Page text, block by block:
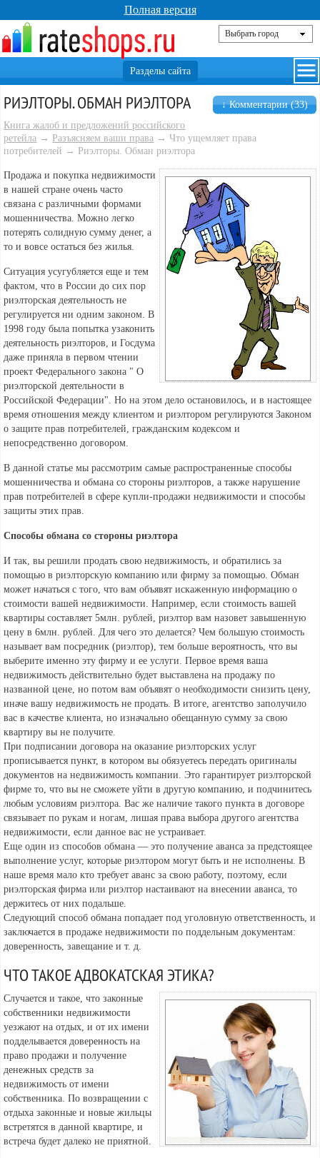
Полная версия
↓ Комментарии (33)
РИЭЛТОРЫ. ОБМАН РИЭЛТОРА
Книга жалоб и предложений российского
ретейла → Разъясняем ваши права → Что ущемляет права
потребителей → Риэлторы. Обман риэлтора
Продажа и покупка недвижимости
в нашей стране очень часто
связана с различными формами
мошенничества. Можно легко
потерять солидную сумму денег, а
то и вовсе остаться без жилья.
Ситуация усугубляется еще и тем
фактом, что в России до сих пор
риэлторская деятельность не
регулируется ни одним законом. В
1998 году была попытка узаконить
деятельность риэлторов, и Госдума
даже приняла в первом чтении
проект Федерального закона " О
риэлторской деятельности в
Российской Федерации". Но на этом дело остановилось, и в настоящее
время отношения между клиентом и риэлтором регулируются Законом
о защите прав потребителей, гражданским кодексом и
непосредственно договором.
В данной статье мы рассмотрим самые распространенные способы
мошенничества и обмана со стороны риэлторов, а также нарушение
прав потребителей в сфере купли-продажи недвижимости и способы
защиты этих прав.
Способы обмана со стороны риэлтора
И так, вы решили продать свою недвижимость, и обратились за
помощью в риэлторскую компанию или фирму за помощью. Обман
может начаться с того, что вам объявят искаженную информацию о
стоимости вашей недвижимости. Например, если стоимость вашей
квартиры составляет 5млн. рублей, риэлтор вам назовет завышенную
цену в 6млн. рублей. Для чего это делается? Чем большую стоимость
называет вам посредник (риэлтор), тем больше вероятность, что вы
выберите именно эту фирму и ее услуги. Первое время ваша
недвижимость действительно будет выставлена на продажу по
названной цене, но потом вам объявят о необходимости снизить цену,
иначе вашу недвижимость не продать. В итоге, агентство заполучило
вас в качестве клиента, но изначально обещанную сумму за свою
квартиру вы не получите.
При подписании договора на оказание риэлторских услуг
прописывается пункт, в котором вы обязуетесь передать оригиналы
документов на недвижимость компании. Это гарантирует риэлторской
фирме то, что вы не сможете уйти в другую компанию, и подчинитесь
любым условиям риэлтора. Вас же наличие такого пункта в договоре
связывает по рукам и ногам, лишая права выбора другого агентства
недвижимости, если данное вас не устраивает.
Еще один из способов обмана — это получение аванса за предстоящее
выполнение услуг, которые риэлтором могут быть и не исполнены. В
наше время мало кто требует аванс за свою работу, поэтому, если
риэлторская фирма или риэлтор настаивают на внесении аванса, то
держитесь от них подальше.
Следующий способ обмана попадает под уголовную ответственность, и
заключается в продаже недвижимости по поддельным документам:
доверенность, завещание и т. д.
ЧТО ТАКОЕ АДВОКАТСКАЯ ЭТИКА?
Случается и такое, что законные
собственники недвижимости
уезжают на отдых, и от их имени
подделывается доверенность на
право продажи и получение
денежных средств за
недвижимость от имени
собственника. По возвращении с
отдыха законные и новые жильцы
встретятся в данной квартире, и
встреча будет далеко не приятной.